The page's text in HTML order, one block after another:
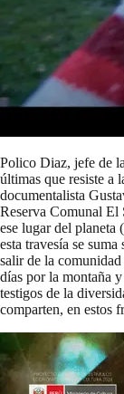
Polico Diaz, jefe de
últimas que resiste a
documentalista
Reserva Comunal El
ese lugar del planeta
esta travesía se
salir de la
días por la montaña
testigos de la
comparten, en estos